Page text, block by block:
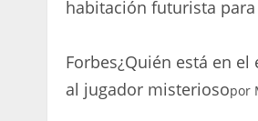
habitación futurista
Forbes¿Quién está en el
al jugador misteriosopor